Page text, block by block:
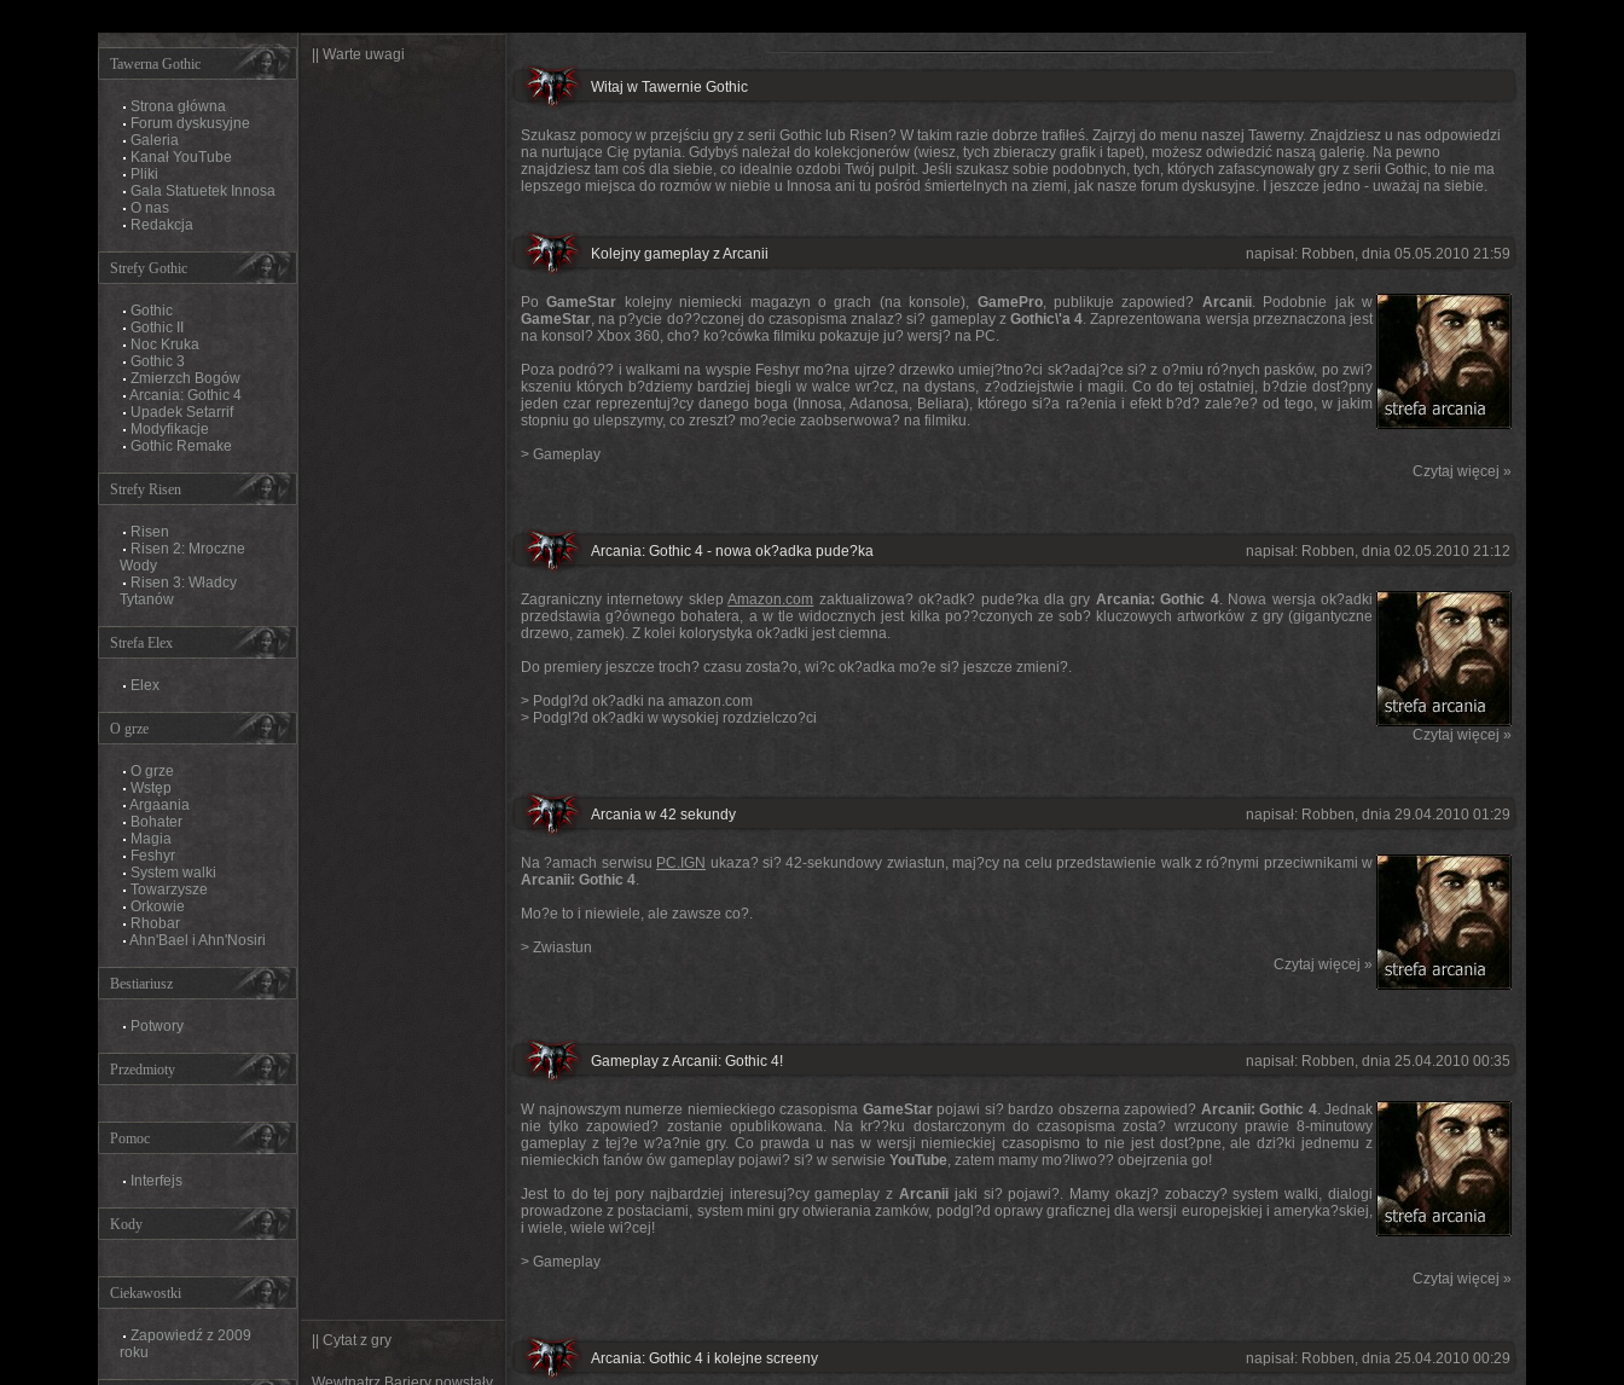
Tawerna Gothic
Strona główna
Forum dyskusyjne
Galeria
Kanał YouTube
Pliki
Gala Statuetek Innosa
O nas
Redakcja
Strefy Gothic
Gothic
Gothic II
Noc Kruka
Gothic 3
Zmierzch Bogów
Arcania: Gothic 4
Upadek Setarrif
Modyfikacje
Gothic Remake
Strefy Risen
Risen
Risen 2: Mroczne
Wody
Risen 3: Władcy
Tytanów
Strefa Elex
Elex
O grze
O grze
Wstęp
Argaania
Bohater
Magia
Feshyr
System walki
Towarzysze
Orkowie
Rhobar
Ahn'Bael i Ahn'Nosiri
Bestiariusz
Potwory
Przedmioty
Pomoc
Interfejs
Kody
Ciekawostki
Zapowiedź z 2009
roku
|| Warte uwagi
|| Cytat z gry
Witaj w Tawernie Gothic
Szukasz pomocy w przejściu gry z serii Gothic lub Risen? W takim razie dobrze trafiłeś. Zajrzyj do menu naszej Tawerny. Znajdziesz u nas odpowiedzi
na nurtujące Cię pytania. Gdybyś należał do kolekcjonerów (wiesz, tych zbieraczy grafik i tapet), możesz odwiedzić naszą galerię. Na pewno
znajdziesz tam coś dla siebie, co idealnie ozdobi Twój pulpit. Jeśli szukasz sobie podobnych, tych, których zafascynowały gry z serii Gothic, to nie ma
lepszego miejsca do rozmów w niebie u Innosa ani tu pośród śmiertelnych na ziemi, jak nasze forum dyskusyjne. I jeszcze jedno - uważaj na siebie.
Kolejny gameplay z Arcanii napisał: Robben, dnia 05.05.2010 21:59
PoGameStar kolejny niemiecki magazyn o grach (na konsole), GamePro, publikuje zapowied? Arcanii. Podobnie jak w
GameStar, na p?ycie do??czonej do czasopisma znalaz? si? gameplay z Gothic\'a 4. Zaprezentowana wersja przeznaczona jest
na konsol? Xbox 360, cho? ko?cówka filmiku pokazuje ju? wersj? na PC.
Poza podró?? i walkami na wyspie Feshyr mo?na ujrze? drzewko umiej?tno?ci sk?adaj?ce si? z o?miu ró?nych pasków, po zwi?
kszeniu których b?dziemy bardziej biegli w walce wr?cz, na dystans, z?odziejstwie i magii. Co do tej ostatniej, b?dzie dost?pny
jeden czar reprezentuj?cy danego boga (Innosa, Adanosa, Beliara), którego si?a ra?enia i efekt b?d? zale?e? od tego, w jakim
stopniu go ulepszymy, co zreszt? mo?ecie zaobserwowa? na filmiku.
> Gameplay
Czytaj więcej »
Arcania: Gothic 4 - nowa ok?adka pude?ka napisał: Robben, dnia 02.05.2010 21:12
Zagraniczny internetowy sklepAmazon.com zaktualizowa? ok?adk? pude?ka dla gry Arcania: Gothic 4. Nowa wersja ok?adki
przedstawia g?ównego bohatera, a w tle widocznych jest kilka po??czonych ze sob? kluczowych artworków z gry (gigantyczne
drzewo, zamek). Z kolei kolorystyka ok?adki jest ciemna.
Do premiery jeszcze troch? czasu zosta?o, wi?c ok?adka mo?e si? jeszcze zmieni?.
> Podgl?d ok?adki na amazon.com
> Podgl?d ok?adki w wysokiej rozdzielczo?ci
Czytaj więcej »
Arcania w 42 sekundy napisał: Robben, dnia 29.04.2010 01:29
Na ?amach serwisu PC.IGN ukaza? si? 42-sekundowy zwiastun, maj?cy na celu przedstawienie walk z ró?nymi przeciwnikami w
Arcanii: Gothic 4.
Mo?e to i niewiele, ale zawsze co?.
> Zwiastun
Czytaj więcej »
Gameplay z Arcanii: Gothic 4! napisał: Robben, dnia 25.04.2010 00:35
W najnowszym numerze niemieckiego czasopisma GameStarpojawi si? bardzo obszerna zapowied? Arcanii: Gothic 4. Jednak
nie tylko zapowied? zostanie opublikowana. Na kr??ku dostarczonym do czasopisma zosta? wrzucony prawie 8-minutowy
gameplay z tej?e w?a?nie gry. Co prawda u nas w wersji niemieckiej czasopismo to nie jest dost?pne, ale dzi?ki jednemu z
niemieckich fanów ów gameplay pojawi? si? w serwisie YouTube, zatem mamy mo?liwo?? obejrzenia go!
Jest to do tej pory najbardziej interesuj?cy gameplay z Arcanii jaki si? pojawi?. Mamy okazj? zobaczy? system walki, dialogi
prowadzone z postaciami, system mini gry otwierania zamków, podgl?d oprawy graficznej dla wersji europejskiej i ameryka?skiej,
i wiele, wiele wi?cej!
> Gameplay
Czytaj więcej »
Arcania: Gothic 4 i kolejne screeny napisał: Robben, dnia 25.04.2010 00:29